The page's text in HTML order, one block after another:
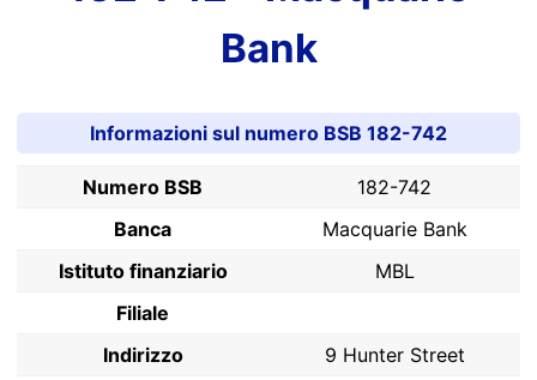
Bank
Informazioni sul numero BSB 182-742
Numero BSB
182-742
Banca
Macquarie Bank
Istituto finanziario
MBL
Filiale
Indirizzo
9 Hunter Street